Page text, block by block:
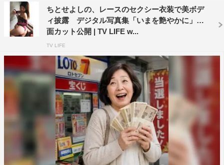
ちとせよしの、レースのセクシー衣装で美ボデ
ィ披露 デジタル写真集「いまを艶やかに」誌
面カット公開 | TV LIFE w...
TV LIFE